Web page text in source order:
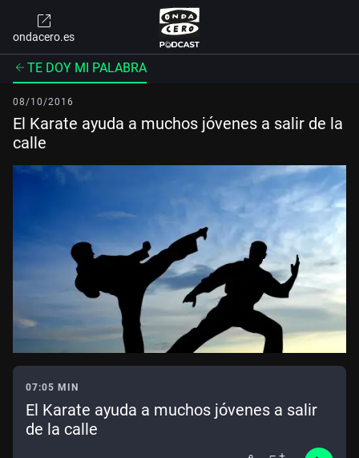
ondacero.es
TE DOY MI PALABRA
08/10/2016
El Karate ayuda a muchos jóvenes a salir de la
calle
07:05 MIN
El Karate ayuda a muchos jóvenes a salir
de la calle